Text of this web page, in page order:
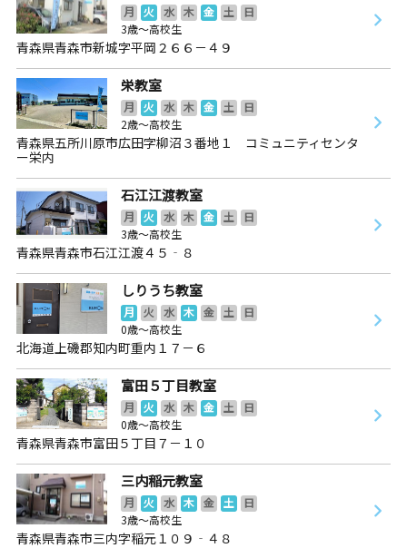
月 火 水 木 金 土
日
3歳～高校生
青森県青森市新城字平岡２６６－４９
栄教室
月 火 水 木 金 土
日
2歳～高校生
青森県五所川原市広田字柳沼３番地１ コミュニティセンタ
ー栄内
石江江渡教室
月 火 水 木 金 土
日
3歳～高校生
青森県青森市石江江渡４５‐８
しりうち教室
月 火 水 木 金 土
日
0歳～高校生
北海道上磯郡知内町重内１７－６
富田５丁目教室
月 火 水 木 金 土
日
0歳～高校生
青森県青森市富田５丁目７－１０
三内稲元教室
月 火 水 木 金 土
日
3歳～高校生
青森県青森市三内字稲元１０９‐４８